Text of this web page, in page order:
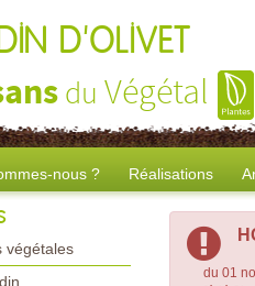
D'OLIVET
du Végétal
nous ? Réalisations
végétales
du 01